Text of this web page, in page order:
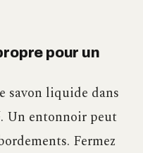
pour un
savon liquide dans
Un entonnoir peut
Fermez